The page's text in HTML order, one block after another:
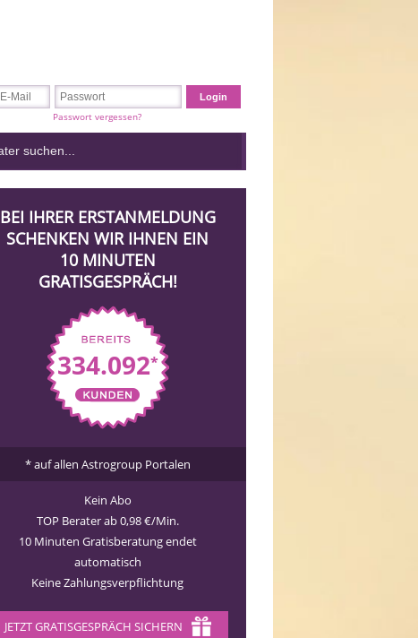
Passwort vergessen?
BEI IHRER ERSTANMELDUNG
SCHENKEN WIR IHNEN EIN
10 MINUTEN
GRATISGESPRÄCH!
334.092*
* auf allen Astrogroup Portalen
Kein Abo
TOP Berater ab 0,98 €/Min.
10 Minuten Gratisberatung endet
automatisch
Keine Zahlungsverpflichtung
JETZT GRATISGESPRÄCH SICHERN